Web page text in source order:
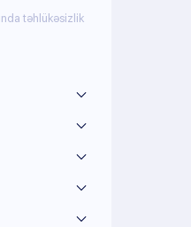
təhlükəsizlik